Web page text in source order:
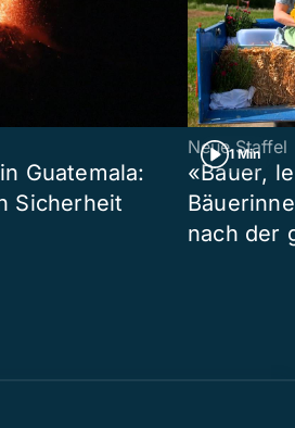
Guatemala:
Sicherheit
1 Min
Neue Staffel
«Bauer,
nach der